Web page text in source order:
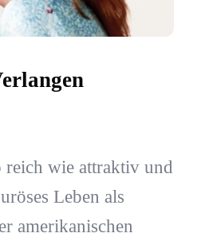
reich wie attraktiv und
Leben als
amerikanischen